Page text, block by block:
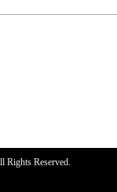
Rights Reserved.